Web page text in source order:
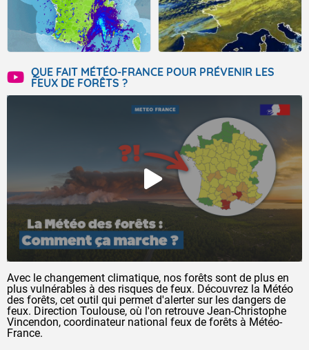
QUE FAIT MÉTÉO-FRANCE POUR PRÉVENIR LES
FEUX DE FORÊTS ?
Avec le changement climatique, nos forêts sont de plus en
plus vulnérables à des risques de feux. Découvrez la Météo
des forêts, cet outil qui permet d'alerter sur les dangers de
feux. Direction Toulouse, où l'on retrouve Jean-Christophe
Vincendon, coordinateur national feux de forêts à Météo-
France.